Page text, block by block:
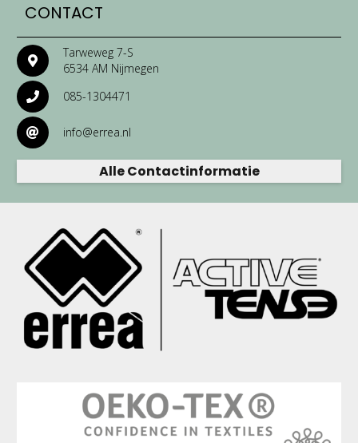
CONTACT
Tarweweg 7-S
6534 AM Nijmegen
085-1304471
info@errea.nl
Alle Contactinformatie